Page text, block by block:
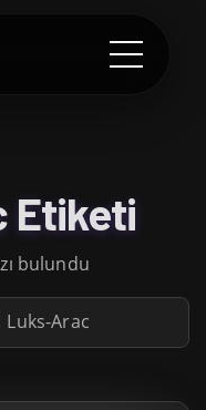
Etiketi
bulundu
Luks-Arac